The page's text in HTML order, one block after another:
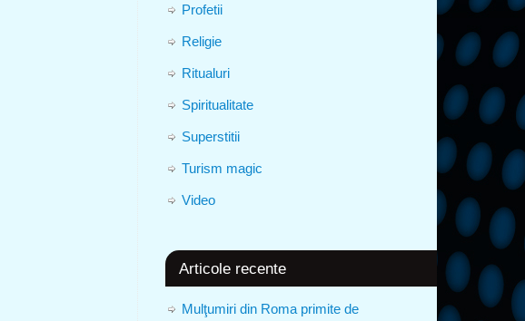
Profetii
Religie
Ritualuri
Spiritualitate
Superstitii
Turism magic
Video
Articole recente
Mulţumiri din Roma primite de